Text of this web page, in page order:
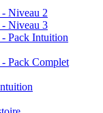
Niveau 2
Niveau 3
Pack Intuition
Pack Complet